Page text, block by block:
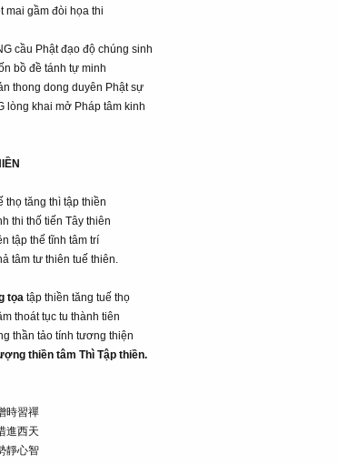
mai gầm đòi họa thi
cầu Phật đạo độ chúng sinh
bồ đề tánh tự minh
thong dong duyên Phật sự
lòng khai mở Pháp tâm kinh
thọ tăng thì tập thiền
thi thố tiến Tây thiên
tập thế tĩnh tâm trí
tâm tư thiên tuế thiên.
tọa tập thiền tăng tuế thọ
thoát tục tu thành tiên
thần tảo tính tương thiện
thiền tâm Thì Tập thiền.
時習禪
進西天
靜心智